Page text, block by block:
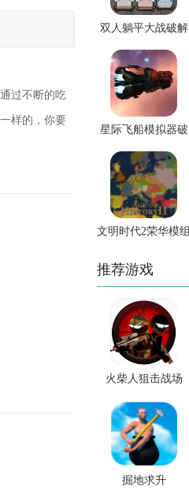
过不断的吃
样的，你要
双人躺平大战破解
版
星际飞船模拟器破
解版
文明时代2荣华模组
推荐游戏
火柴人狙击战场
掘地求升